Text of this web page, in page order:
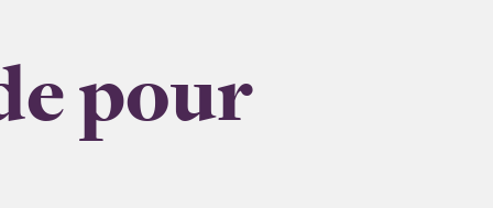
pour